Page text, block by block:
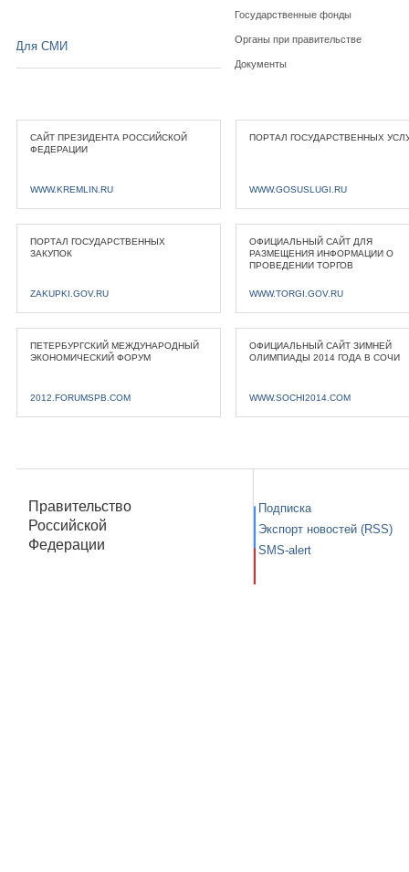
Государственные фонды
Органы при правительстве
Документы
Для СМИ
САЙТ ПРЕЗИДЕНТА РОССИЙСКОЙ
ФЕДЕРАЦИИ
WWW.KREMLIN.RU
ПОРТАЛ ГОСУДАРСТВЕННЫХ
WWW.GOSUSLUGI.RU
ПОРТАЛ ГОСУДАРСТВЕННЫХ
ЗАКУПОК
ZAKUPKI.GOV.RU
ОФИЦИАЛЬНЫЙ САЙТ ДЛЯ
РАЗМЕЩЕНИЯ ИНФОРМАЦИИ О
ПРОВЕДЕНИИ ТОРГОВ
WWW.TORGI.GOV.RU
ПЕТЕРБУРГСКИЙ МЕЖДУНАРОДНЫЙ
ЭКОНОМИЧЕСКИЙ ФОРУМ
2012.FORUMSPB.COM
ОФИЦИАЛЬНЫЙ САЙТ ЗИМНЕЙ
ОЛИМПИАДЫ 2014 ГОДА В СОЧИ
WWW.SOCHI2014.COM
Правительство
Российской
Федерации
Подписка
Экспорт новостей (RSS)
SMS-alert